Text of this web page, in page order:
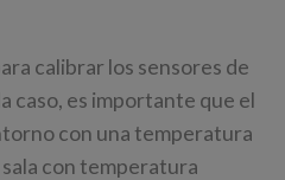
calibrar los sensores de
caso, es importante que el
con una temperatura
con temperatura